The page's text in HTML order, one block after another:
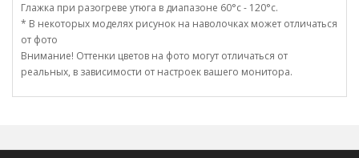
Глажка при разогреве утюга в диапазоне 60°c - 120°c.
* В некоторых моделях рисунок на наволочках может отличаться
от фото
Внимание! Оттенки цветов на фото могут отличаться от
реальных, в зависимости от настроек вашего монитора.